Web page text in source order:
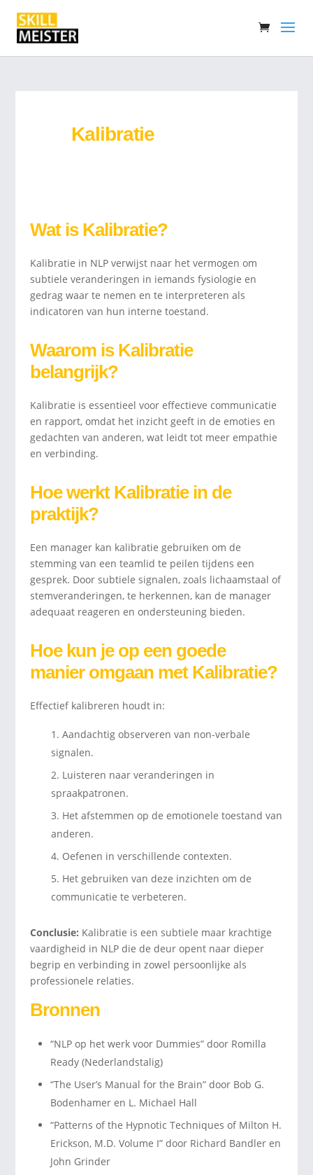
Kalibratie
Wat is Kalibratie?
Kalibratie in NLP verwijst naar het vermogen om
subtiele veranderingen in iemands fysiologie en
gedrag waar te nemen en te interpreteren als
indicatoren van hun interne toestand.
Waarom is Kalibratie
belangrijk?
Kalibratie is essentieel voor effectieve communicatie
en rapport, omdat het inzicht geeft in de emoties en
gedachten van anderen, wat leidt tot meer empathie
en verbinding.
Hoe werkt Kalibratie in de
praktijk?
Een manager kan kalibratie gebruiken om de
stemming van een teamlid te peilen tijdens een
gesprek. Door subtiele signalen, zoals lichaamstaal of
stemveranderingen, te herkennen, kan de manager
adequaat reageren en ondersteuning bieden.
Hoe kun je op een goede
manier omgaan met Kalibratie?
Effectief kalibreren houdt in:
Aandachtig observeren van non-verbale
signalen.
Luisteren naar veranderingen in
spraakpatronen.
Het afstemmen op de emotionele toestand van
anderen.
Oefenen in verschillende contexten.
Het gebruiken van deze inzichten om de
communicatie te verbeteren.
Conclusie: Kalibratie is een subtiele maar krachtige
vaardigheid in NLP die de deur opent naar dieper
begrip en verbinding in zowel persoonlijke als
professionele relaties.
Bronnen
“NLP op het werk voor Dummies” door Romilla
Ready (Nederlandstalig)
“The User’s Manual for the Brain” door Bob G.
Bodenhamer en L. Michael Hall
“Patterns of the Hypnotic Techniques of Milton H.
Erickson, M.D. Volume I” door Richard Bandler en
John Grinder